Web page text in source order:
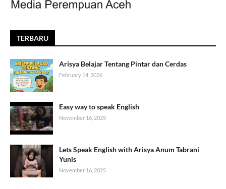
TERBARU
Arisya Belajar Tentang Pintar dan Cerdas
February 14, 2026
Easy way to speak English
November 16, 2025
Lets Speak English with Arisya Anum Tabrani
Yunis
November 16, 2025